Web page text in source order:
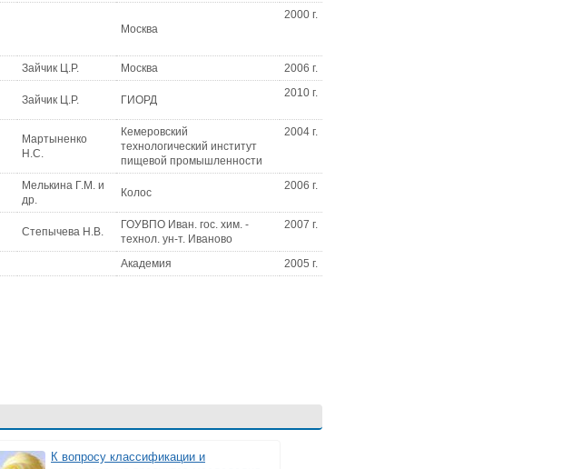
Москва
2000 г.
Зайчик Ц.Р. Москва
2006 г.
Зайчик Ц.Р. ГИОРД
2010 г.
Мартыненко
Н.С.
Кемеровский
технологический институт
пищевой промышленности
2004 г.
Мелькина Г.М. и
др.
Колос
2006 г.
Степычева Н.В.
ГОУВПО Иван. гос. хим. -
технол. ун-т. Иваново
2007 г.
Академия 2005 г.
К вопросу классификации и